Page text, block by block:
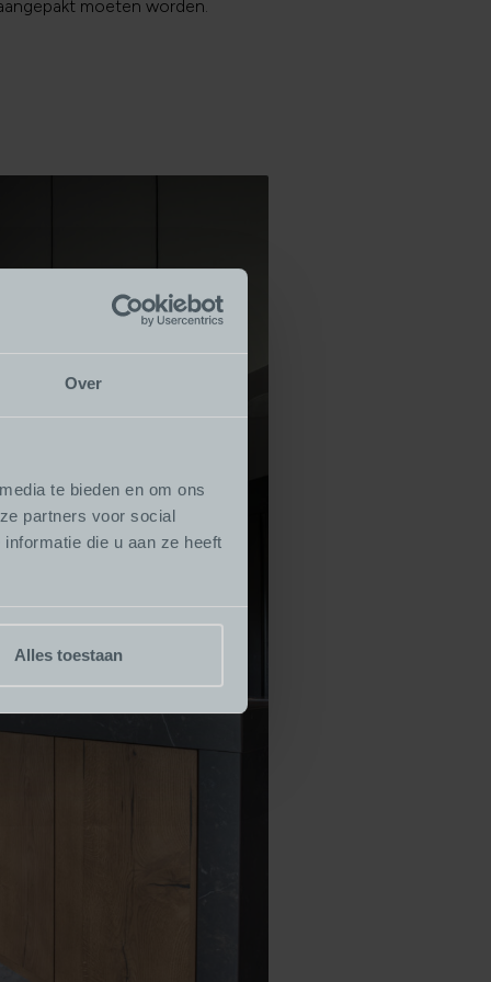
Over
te bieden en om ons
partners voor social
die u aan ze heeft
Alles toestaan
moeten worden.